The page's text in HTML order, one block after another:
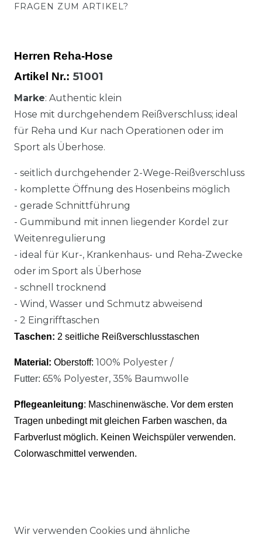
FRAGEN ZUM ARTIKEL?
Herren Reha-Hose
Artikel Nr.: 51001
Marke: Authentic klein
Hose mit durchgehendem Reißverschluss; ideal
für Reha und Kur nach Operationen oder im
Sport als Überhose.
- seitlich durchgehender 2-Wege-Reißverschluss
- komplette Öffnung des Hosenbeins möglich
- gerade Schnittführung
- Gummibund mit innen liegender Kordel zur
Weitenregulierung
- ideal für Kur-, Krankenhaus- und Reha-Zwecke
oder im Sport als Überhose
- schnell trocknend
- Wind, Wasser und Schmutz abweisend
- 2 Eingrifftaschen
Taschen: 2 seitliche Reißverschlusstaschen
Material: Oberstoff: 100% Polyester /
Futter: 65% Polyester, 35% Baumwolle
Pflegeanleitung: Maschinenwäsche. Vor dem ersten
Tragen unbedingt mit gleichen Farben waschen, da
Farbverlust möglich. Keinen Weichspüler verwenden.
Colorwaschmittel verwenden.
Wir verwenden Cookies und ähnliche